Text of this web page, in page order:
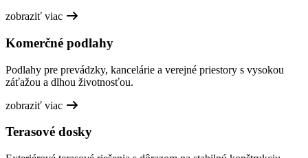
zobraziť viac
Komerčné podlahy
Podlahy pre prevádzky, kancelárie a verejné priestory s vysokou
záťažou a dlhou životnosťou.
zobraziť viac
Terasové dosky